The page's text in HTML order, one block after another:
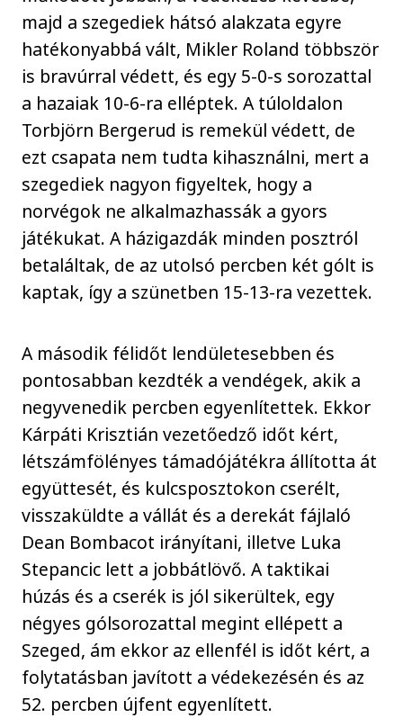
majd a szegediek hátsó alakzata egyre
hatékonyabbá vált, Mikler Roland többször
is bravúrral védett, és egy 5-0-s sorozattal
a hazaiak 10-6-ra elléptek. A túloldalon
Torbjörn Bergerud is remekül védett, de
ezt csapata nem tudta kihasználni, mert a
szegediek nagyon figyeltek, hogy a
norvégok ne alkalmazhassák a gyors
játékukat. A házigazdák minden posztról
betaláltak, de az utolsó percben két gólt is
kaptak, így a szünetben 15-13-ra vezettek.
A második félidőt lendületesebben és
pontosabban kezdték a vendégek, akik a
negyvenedik percben egyenlítettek. Ekkor
Kárpáti Krisztián vezetőedző időt kért,
létszámfölényes támadójátékra állította át
együttesét, és kulcsposztokon cserélt,
visszaküldte a vállát és a derekát fájlaló
Dean Bombacot irányítani, illetve Luka
Stepancic lett a jobbátlövő. A taktikai
húzás és a cserék is jól sikerültek, egy
négyes gólsorozattal megint ellépett a
Szeged, ám ekkor az ellenfél is időt kért, a
folytatásban javított a védekezésén és az
52. percben újfent egyenlített.